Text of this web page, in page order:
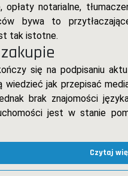
notarialne,
bywa to
tak istotne.
się na podpisaniu
wiedzieć jak przepisać
brak znajomości
jest w stanie
Czytaj